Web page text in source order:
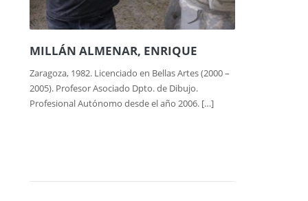
MILLÁN ALMENAR, ENRIQUE
Zaragoza, 1982. Licenciado en Bellas Artes (2000 –
2005). Profesor Asociado Dpto. de Dibujo.
Profesional Autónomo desde el año 2006. […]